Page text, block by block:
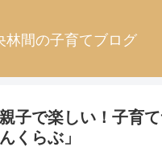
林間の子育てブログ
子で楽しい！子育
くらぶ」